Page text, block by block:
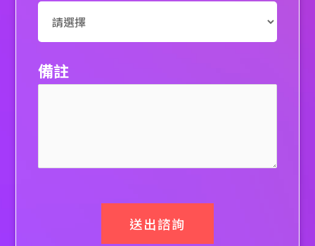
備註
送出諮詢